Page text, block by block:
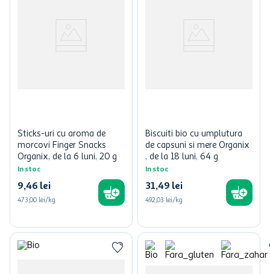
Sticks-uri cu aroma de
morcovi Finger Snacks
Organix, de la 6 luni, 20 g
In stoc
9,46 lei
473,00 lei/kg
Biscuiti bio cu umplutura
de capsuni si mere Organix
, de la 18 luni, 64 g
In stoc
31,49 lei
492,03 lei/kg